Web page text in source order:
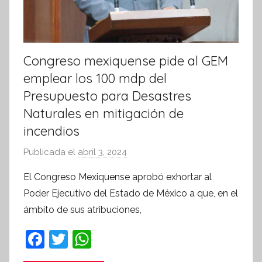
Congreso mexiquense pide al GEM
emplear los 100 mdp del
Presupuesto para Desastres
Naturales en mitigación de
incendios
Publicada el abril 3, 2024
r
S
í
El Congreso Mexiquense aprobó exhortar al
Poder Ejecutivo del Estado de México a que, en el
ámbito de sus atribuciones,
F
a
T
w h